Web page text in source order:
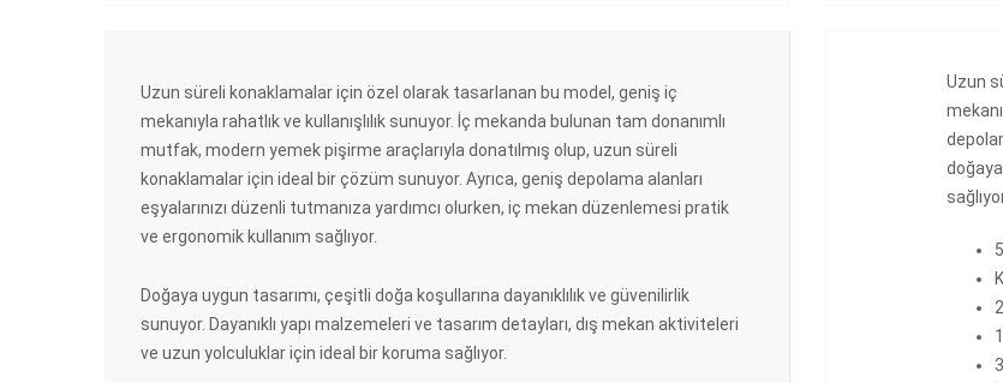
Uzun süreli konaklamalar için özel olarak tasarlanan bu model, geniş iç
mekanıyla rahatlık ve kullanışlılık sunuyor. İç mekanda bulunan tam donanımlı
mutfak, modern yemek pişirme araçlarıyla donatılmış olup, uzun süreli
konaklamalar için ideal bir çözüm sunuyor. Ayrıca, geniş depolama alanları
eşyalarınızı düzenli tutmanıza yardımcı olurken, iç mekan düzenlemesi pratik
ve ergonomik kullanım sağlıyor.
Doğaya uygun tasarımı, çeşitli doğa koşullarına dayanıklılık ve güvenilirlik
sunuyor. Dayanıklı yapı malzemeleri ve tasarım detayları, dış mekan aktiviteleri
ve uzun yolculuklar için ideal bir koruma sağlıyor.
Uzun